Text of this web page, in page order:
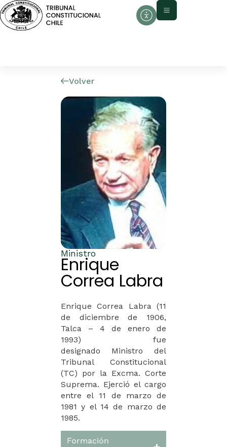
Volver
Ministro
Enrique
Correa Labra
Enrique Correa Labra (11
de diciembre de 1906,
Talca – 4 de enero de
1993) fue
designado Ministro del
Tribunal Constitucional
(TC) por la Excma. Corte
Suprema. Ejerció el cargo
entre el 11 de marzo de
1981 y el 14 de marzo de
1985.
Formación